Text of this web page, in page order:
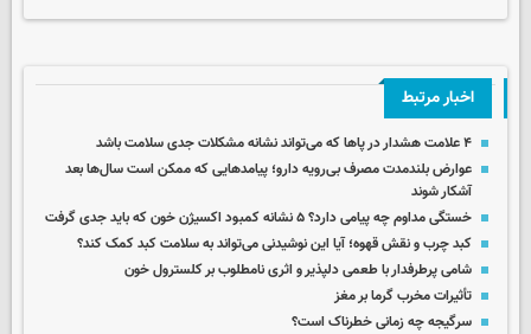
اخبار مرتبط
۴ علامت هشدار در پاها که می‌تواند نشانه مشکلات جدی سلامت باشد
عوارض بلندمدت مصرف بی‌رویه دارو؛ پیامدهایی که ممکن است سال‌ها بعد
آشکار شوند
خستگی مداوم چه پیامی دارد؟ ۵ نشانه کمبود اکسیژن خون که باید جدی گرفت
کبد چرب و نقش قهوه؛ آیا این نوشیدنی می‌تواند به سلامت کبد کمک کند؟
شامی پرطرفدار با طعمی دلپذیر و اثری نامطلوب بر کلسترول خون
تأثیرات مخرب گرما بر مغز
سرگیجه چه زمانی خطرناک است؟